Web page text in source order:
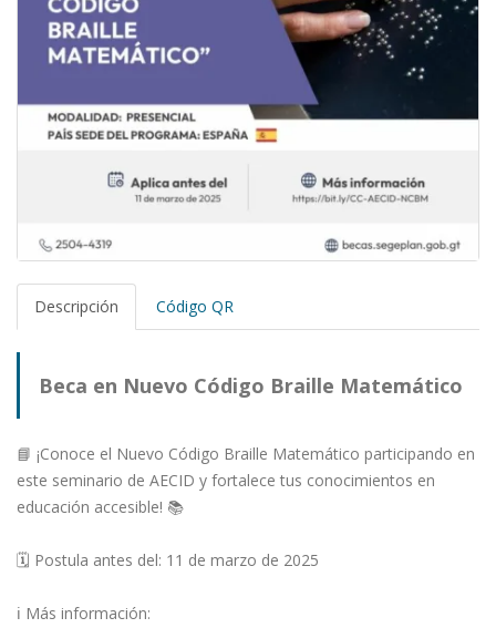
Descripción Código QR
Beca en Nuevo Código Braille Matemático
📘 ¡Conoce el Nuevo Código Braille Matemático participando en
este seminario de AECID y fortalece tus conocimientos en
educación accesible! 📚
🗓 Postula antes del: 11 de marzo de 2025
ℹ Más información: